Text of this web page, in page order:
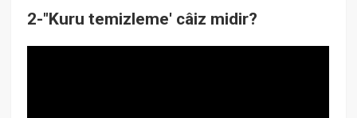
2-"Kuru temizleme' câiz midir?